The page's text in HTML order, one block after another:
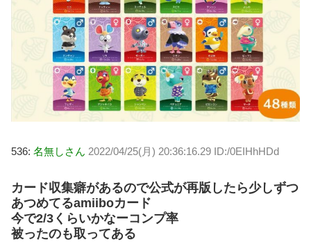
536: 名無しさん 2022/04/25(月) 20:36:16.29 ID:/0EIHhHDd
カード収集癖があるので公式が再版したら少しずつ
あつめてるamiiboカード
今で2/3くらいかなーコンプ率
被ったのも取ってある